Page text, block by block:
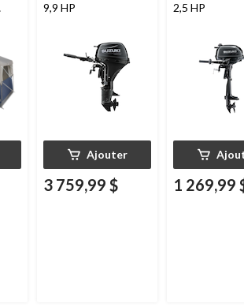
9,9 HP
Ajouter
3 759,99 $
2,5 HP
1 269,99